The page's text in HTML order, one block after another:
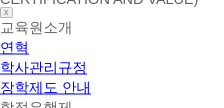
X
교육원소개
연혁
학사관리규정
장학제도 안내